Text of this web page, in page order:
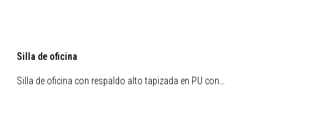
Silla de oficina
Silla de oficina con respaldo alto tapizada en PU con…